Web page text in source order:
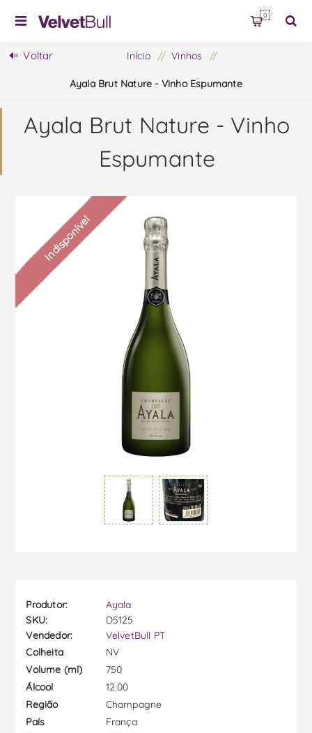
0
Voltar Início / Vinhos /
Ayala Brut Nature - Vinho Espumante
Ayala Brut Nature - Vinho
Espumante
Indisponível
Produtor:
Ayala
SKU:
D5125
Vendedor:
VelvetBull PT
Colheita
NV
Volume (ml)
750
Álcool
12.00
Região
Champagne
País
França